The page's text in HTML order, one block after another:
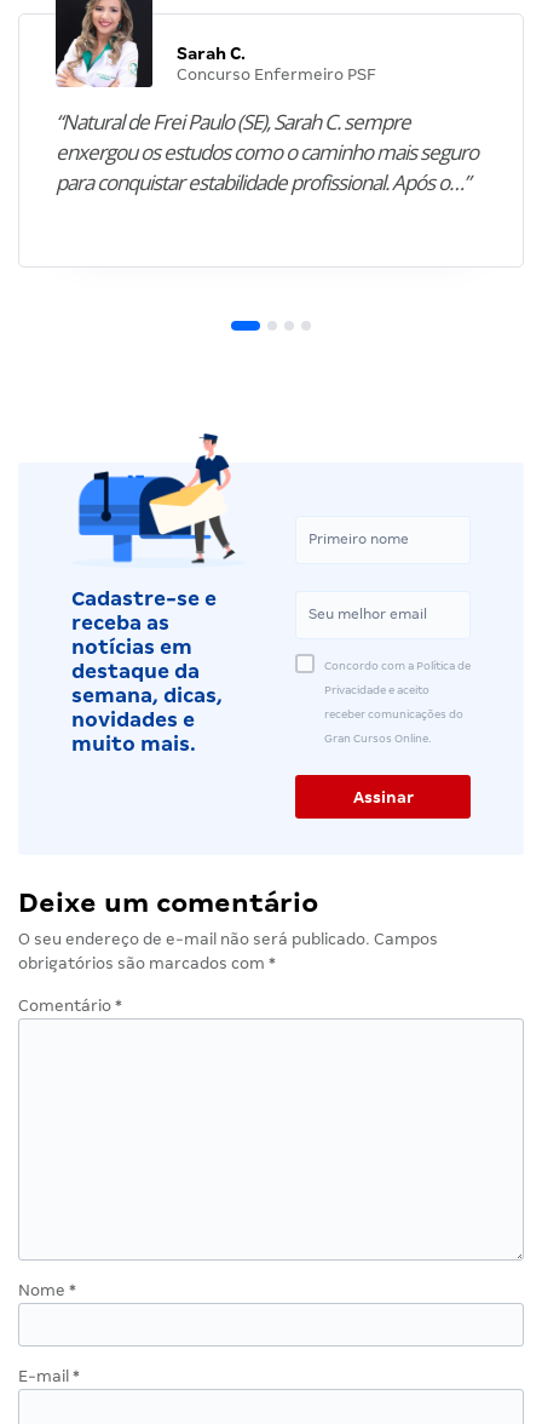
Sarah C.
Concurso Enfermeiro PSF
“Natural de Frei Paulo (SE), Sarah C. sempre
enxergou os estudos como o caminho mais seguro
para conquistar estabilidade profissional. Após o…”
Cadastre-se e
receba as
notícias em
destaque da
semana, dicas,
novidades e
muito mais.
Concordo com a Política de
Privacidade e aceito
receber comunicações do
Gran Cursos Online.
Deixe um comentário
O seu endereço de e-mail não será publicado. Campos
obrigatórios são marcados com *
Comentário *
Nome *
E-mail *